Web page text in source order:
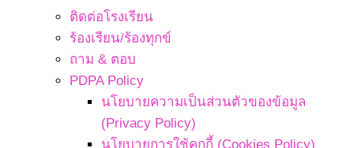
ติดต่อโรงเรียน
ร้องเรียน/ร้องทุกข์
ถาม & ตอบ
PDPA Policy
นโยบายความเป็นส่วนตัวของข้อมูล
(Privacy Policy)
นโยบายการใช้คุกกี้ (Cookies Policy)